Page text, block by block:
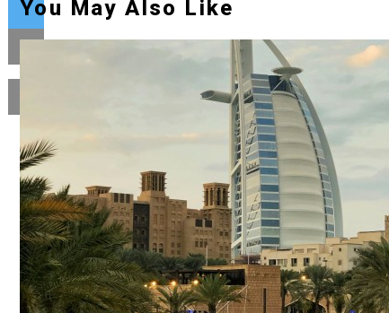
Reddit
Pinterest
Whatsapp
Whatsapp
You May Also Like